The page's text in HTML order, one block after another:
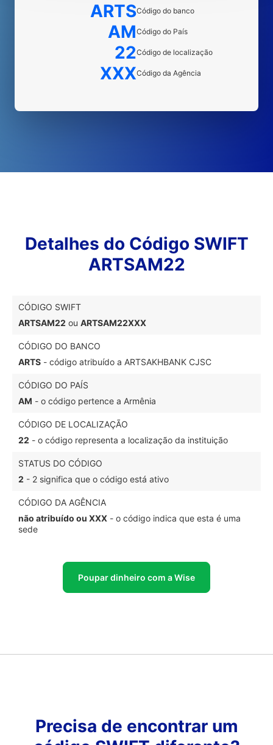
ARTSCódigo do banco
AMCódigo do País
22Código de localização
XXXCódigo da Agência
Detalhes do Código SWIFT
ARTSAM22
CÓDIGO SWIFT
ARTSAM22 ou ARTSAM22XXX
CÓDIGO DO BANCO
ARTS - código atribuído a ARTSAKHBANK CJSC
CÓDIGO DO PAÍS
AM - o código pertence a Armênia
CÓDIGO DE LOCALIZAÇÃO
22 - o código representa a localização da instituição
STATUS DO CÓDIGO
2 - 2 significa que o código está ativo
CÓDIGO DA AGÊNCIA
não atribuído ou XXX - o código indica que esta é uma
sede
Poupar dinheiro com a Wise
Precisa de encontrar um